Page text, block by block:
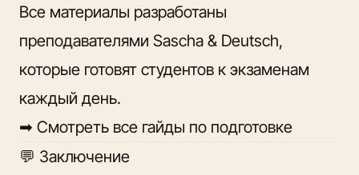
Все материалы разработаны
преподавателями Sascha & Deutsch,
которые готовят студентов к экзаменам
каждый день.
➡ Смотреть все гайды по подготовке
💬 Заключение